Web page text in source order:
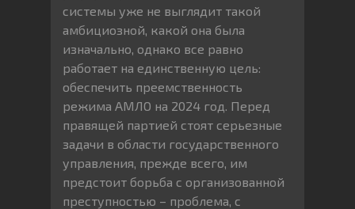
системы уже не выглядит такой
амбициозной, какой она была
изначально, однако все равно
работает на единственную цель:
обеспечить преемственность
режима АМЛО на 2024 год. Перед
правящей партией стоят серьезные
задачи в области государственного
управления, прежде всего, им
предстоит борьба с организованной
преступностью – проблема, с